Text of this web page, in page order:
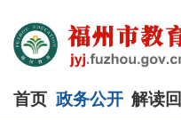
首页 政务公开 解读